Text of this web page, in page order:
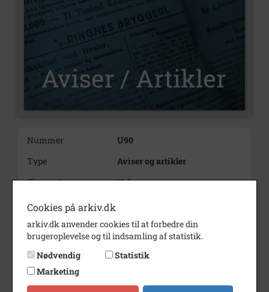
Nummer
U90
Type
Aviser og artikler
Illustrationer
Nej
Forfatter(e)
Indholdsnote
Om skatteforhold i 1914
Bemærkning
Årstal
Dateringsnote
8. februar 1994
Cookies på arkiv.dk
arkiv.dk anvender cookies til at forbedre din
brugeroplevelse og til indsamling af statistik.
Nødvendig
Statistik
Marketing